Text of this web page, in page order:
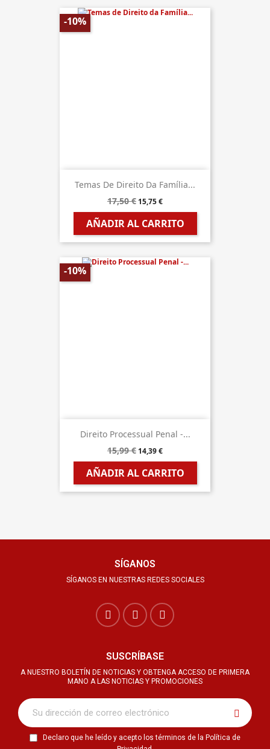
Temas De Direito Da Família...
17,50 € 15,75 €
AÑADIR AL CARRITO
-10%
Direito Processual Penal -...
15,99 € 14,39 €
AÑADIR AL CARRITO
-10%
SÍGANOS
SÍGANOS EN NUESTRAS REDES SOCIALES
SUSCRÍBASE
A NUESTRO BOLETÍN DE NOTICIAS Y OBTENGA ACCESO DE PRIMERA
MANO A LAS NOTICIAS Y PROMOCIONES
Declaro que he leído y acepto los términos de la Política de